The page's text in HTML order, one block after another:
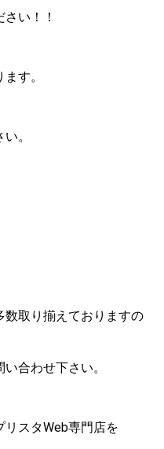
い！！
す。
。
取り揃えておりますの
合わせ下さい。
リスタWeb専門店を